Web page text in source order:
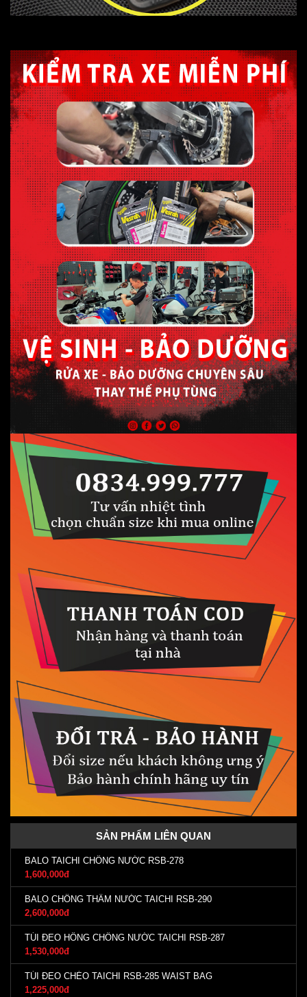
SẢN PHẨM LIÊN QUAN
BALO TAICHI CHỐNG NƯỚC RSB-278
1,600,000đ
BALO CHỐNG THẤM NƯỚC TAICHI RSB-290
2,600,000đ
TÚI ĐEO HÔNG CHỐNG NƯỚC TAICHI RSB-287
1,530,000đ
TÚI ĐEO CHÉO TAICHI RSB-285 WAIST BAG
1,225,000đ